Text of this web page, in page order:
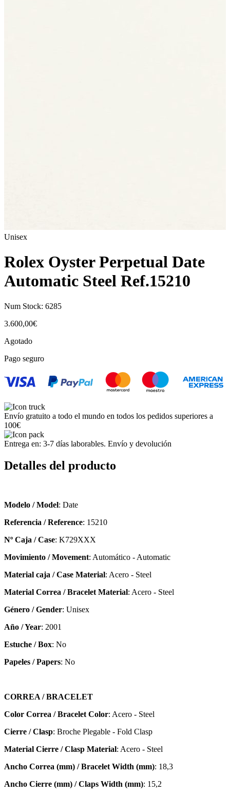
Unisex
Rolex Oyster Perpetual Date
Automatic Steel Ref.15210
Num Stock: 6285
3.600,00€
Agotado
Pago seguro
Envío gratuito a todo el mundo en todos los pedidos superiores a
100€
Entrega en: 3-7 días laborables. Envío y devolución
Detalles del producto
Modelo / Model: Date
Referencia / Reference: 15210
Nº Caja / Case: K729XXX
Movimiento / Movement: Automático - Automatic
Material caja / Case Material: Acero - Steel
Material Correa / Bracelet Material: Acero - Steel
Género / Gender: Unisex
Año / Year: 2001
Estuche / Box: No
Papeles / Papers: No
CORREA / BRACELET
Color Correa / Bracelet Color: Acero - Steel
Cierre / Clasp: Broche Plegable - Fold Clasp
Material Cierre / Clasp Material: Acero - Steel
Ancho Correa (mm) / Bracelet Width (mm): 18,3
Ancho Cierre (mm) / Claps Width (mm): 15,2